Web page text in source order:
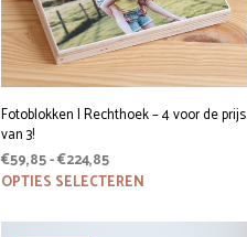
Fotoblokken | Rechthoek – 4 voor de prijs
van 3!
€59,85-€224,85Prijsklasse:
€59,85
€224,85
OPTIES SELECTEREN
heeft